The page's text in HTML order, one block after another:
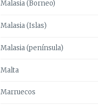
Malasia (Borneo)
Malasia (Islas)
Malasia (península)
Malta
Marruecos